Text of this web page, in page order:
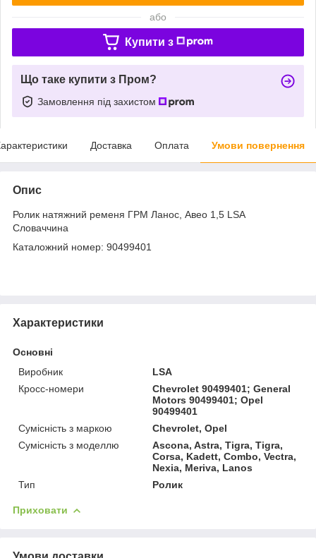
або
Купити з
Що таке купити з Пром?
Замовлення під захистом
Доставка Оплата Умови повернення
Опис
Ролик натяжний ременя ГРМ Ланос, Авео 1,5 LSA
Словаччина
Каталожний номер: 90499401
Характеристики
Основні
Виробник
LSA
Кросс-номери
Chevrolet 90499401; General
Motors 90499401; Opel
90499401
Сумісність з маркою
Chevrolet, Opel
Сумісність з моделлю
Ascona, Astra, Tigra, Tigra,
Corsa, Kadett, Combo, Vectra,
Nexia, Meriva, Lanos
Тип
Ролик
Приховати